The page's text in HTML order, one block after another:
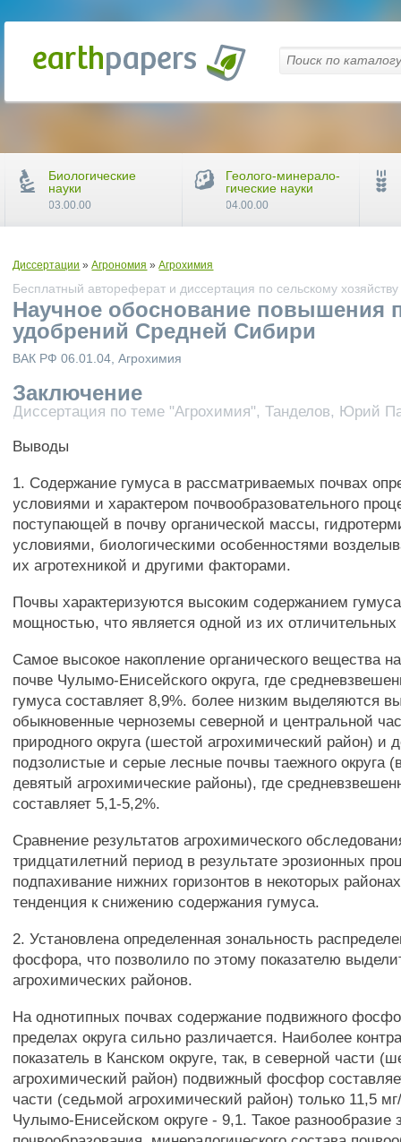
Диссертации »Агрономия »Агрохимия
Бесплатный автореферат и диссертация по сельскому
Научное обоснование повышения
удобрений Средней Сибири
ВАК РФ 06.01.04, Агрохимия
Заключение
Диссертация по теме "Агрохимия", Танделов, Юрий
Выводы
1. Содержание гумуса в рассматриваемых почвах
условиями и характером почвообразовательного
поступающей в почву органической массы,
условиями, биологическими особенностями
их агротехникой и другими факторами.
Почвы характеризуются высоким содержанием
мощностью, что является одной из их отличительных
Самое высокое накопление органического вещества
почве Чулымо-Енисейского округа, где
гумуса составляет 8,9%. более низким выделяются
обыкновенные черноземы северной и центральной
природного округа (шестой агрохимический район) и
подзолистые и серые лесные почвы таежного округа
девятый агрохимические районы), где
составляет 5,1-5,2%.
Сравнение результатов агрохимического
тридцатилетний период в результате эрозионных
подпахивание нижних горизонтов в некоторых
тенденция к снижению содержания гумуса.
2. Установлена определенная зональность
фосфора, что позволило по этому показателю
агрохимических районов.
На однотипных почвах содержание подвижного
пределах округа сильно различается. Наиболее
показатель в Канском округе, так, в северной части
агрохимический район) подвижный фосфор
части (седьмой агрохимический район) только 11,5
Чулымо-Енисейском округе - 9,1. Такое разнообразие
Биологические
науки
03.00.00
Геолого-минерало-
гические науки
04.00.00